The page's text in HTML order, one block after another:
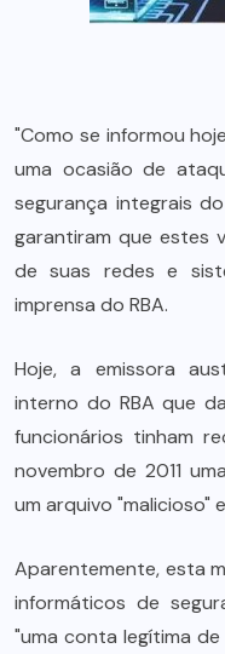
"Como se informou
uma ocasião de
segurança integrais
garantiram que estes
de suas redes e
imprensa do RBA.
Hoje, a emissora
interno do RBA que
funcionários tinham
novembro de 2011
um arquivo "malicioso"
Aparentemente, esta
informáticos de
"uma conta legítima